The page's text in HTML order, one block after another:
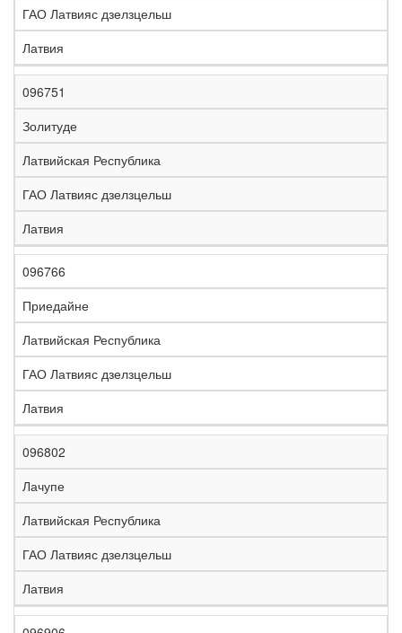
ГАО Латвияс дзелзцельш
Латвия
096751
Золитуде
Латвийская Республика
ГАО Латвияс дзелзцельш
Латвия
096766
Приедайне
Латвийская Республика
ГАО Латвияс дзелзцельш
Латвия
096802
Лачупе
Латвийская Республика
ГАО Латвияс дзелзцельш
Латвия